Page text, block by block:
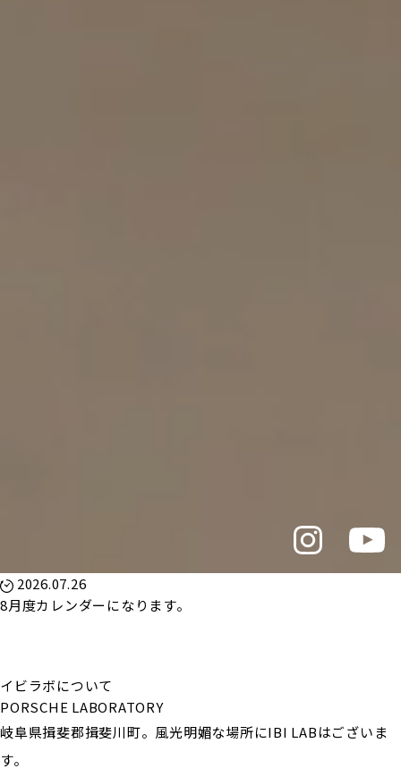
2026.07.26
8月度カレンダーになります。
イビラボについて
PORSCHE LABORATORY
岐阜県揖斐郡揖斐川町。風光明媚な場所にIBI LABはございま
す。